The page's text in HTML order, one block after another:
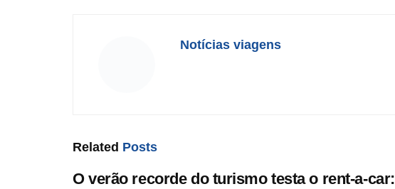
Notícias viagens
Related Posts
O verão recorde do turismo testa o rent-a-car: